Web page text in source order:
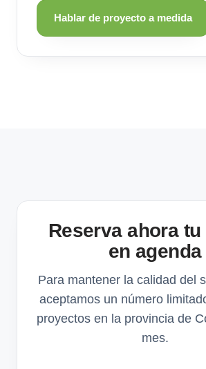
Hablar de proyecto a medida
Reserva ahora
en agenda
Para mantener la calidad del
aceptamos un número
proyectos en la provincia de
mes.